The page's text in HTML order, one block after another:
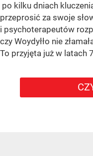
po kilku dniach
przeprosić za swoje
i psychoterapeutów
czy Woydyłło nie
To przyjęta już w latach